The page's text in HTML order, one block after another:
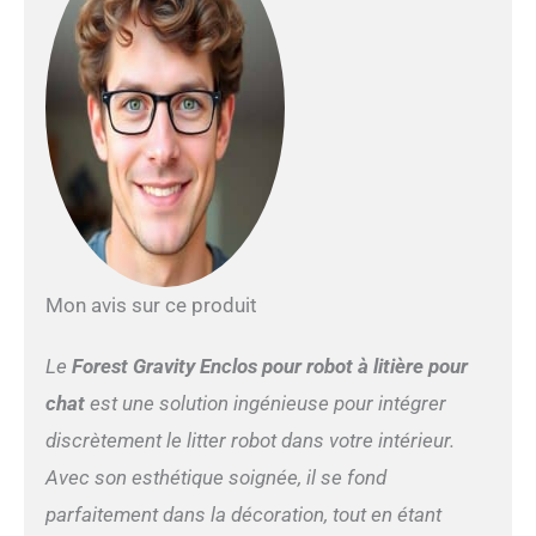
que votre chat ne sorte,
améliorant ainsi l'humeur de
votre animal de compagnie,
ce qui rend votre maison
propre. 3) 【Meuble à litière
pour chat résistant aux
chiens】 ; nous concevons
exclusivement ce bac à
litière avec une tige réglable
pour empêcher le chien
litière ou blesser le chat.
un espace pour placer des
affaires de chat. 4) 【Ne
prise de courant】 ; nous
avons installé une prise
besoins à l'endroit parfait.
Mon avis sur ce produit
Le Forest Gravity Enclos pour robot à litière pour
chatest une solution ingénieuse pour intégrer
discrètement le litter robot dans votre intérieur.
Avec son esthétique soignée, il se fond
parfaitement dans la décoration, tout en étant